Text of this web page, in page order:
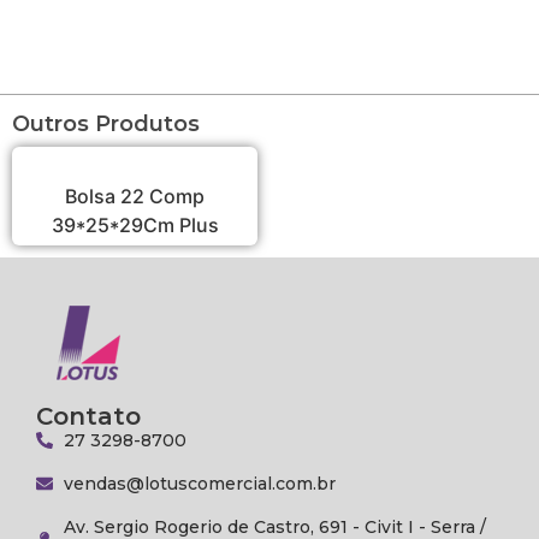
Outros Produtos
Bolsa 22 Comp
39*25*29Cm Plus
Contato
27 3298-8700
vendas@lotuscomercial.com.br
Av. Sergio Rogerio de Castro, 691 - Civit I - Serra /